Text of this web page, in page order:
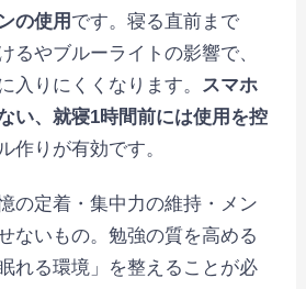
の使用 です。寝る直前まで
るやブルーライトの影響で、
入りにくくなります。 スマホ
い、就寝1時間前には使用を控
作りが有効です。
の定着・集中力の維持・メン
ないもの。勉強の質を高める
れる環境」を整えることが必